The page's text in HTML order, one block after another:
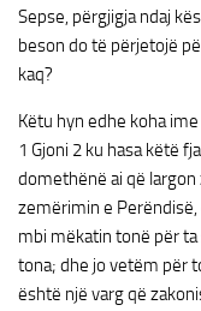
Sepse, përgjigja ndaj
beson do të përjetojë
kaq?
Këtu hyn edhe koha
1 Gjoni 2 ku hasa këtë
domethënë ai që
zemërimin e
mbi mëkatin tonë për
tona; dhe jo vetëm për
është një varg që